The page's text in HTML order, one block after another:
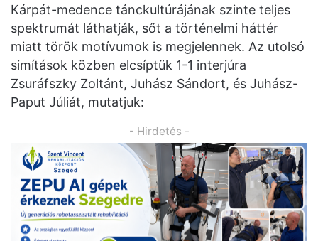
Kárpát-medence tánckultúrájának szinte teljes
spektrumát láthatják, sőt a történelmi háttér
miatt török motívumok is megjelennek. Az utolsó
simítások közben elcsíptük 1-1 interjúra
Zsuráfszky Zoltánt, Juhász Sándort, és Juhász-
Paput Júliát, mutatjuk:
- Hirdetés -